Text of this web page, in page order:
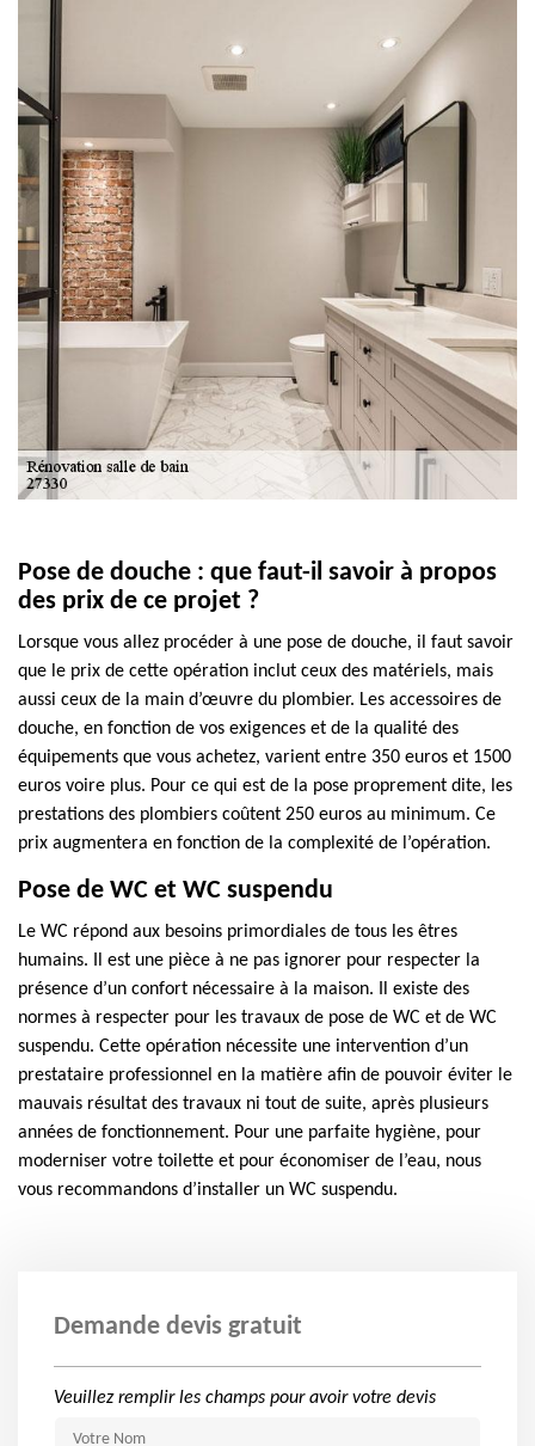
Pose de douche : que faut-il savoir à propos
des prix de ce projet ?
Lorsque vous allez procéder à une pose de douche, il faut savoir
que le prix de cette opération inclut ceux des matériels, mais
aussi ceux de la main d’œuvre du plombier. Les accessoires de
douche, en fonction de vos exigences et de la qualité des
équipements que vous achetez, varient entre 350 euros et 1500
euros voire plus. Pour ce qui est de la pose proprement dite, les
prestations des plombiers coûtent 250 euros au minimum. Ce
prix augmentera en fonction de la complexité de l’opération.
Pose de WC et WC suspendu
Le WC répond aux besoins primordiales de tous les êtres
humains. Il est une pièce à ne pas ignorer pour respecter la
présence d’un confort nécessaire à la maison. Il existe des
normes à respecter pour les travaux de pose de WC et de WC
suspendu. Cette opération nécessite une intervention d’un
prestataire professionnel en la matière afin de pouvoir éviter le
mauvais résultat des travaux ni tout de suite, après plusieurs
années de fonctionnement. Pour une parfaite hygiène, pour
moderniser votre toilette et pour économiser de l’eau, nous
vous recommandons d’installer un WC suspendu.
Demande devis gratuit
Veuillez remplir les champs pour avoir votre devis